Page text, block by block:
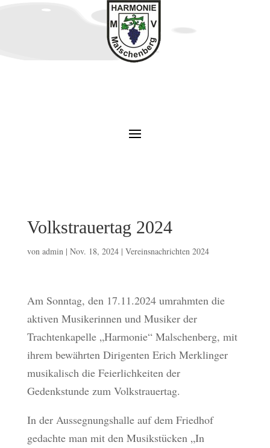
Volkstrauertag 2024
von admin| Nov. 18, 2024| Vereinsnachrichten 2024
Am Sonntag, den 17.11.2024 umrahmten die
aktiven Musikerinnen und Musiker der
Trachtenkapelle „Harmonie“ Malschenberg, mit
ihrem bewährten Dirigenten Erich Merklinger
musikalisch die Feierlichkeiten der
Gedenkstunde zum Volkstrauertag.
In der Aussegnungshalle auf dem Friedhof
gedachte man mit den Musikstücken „In